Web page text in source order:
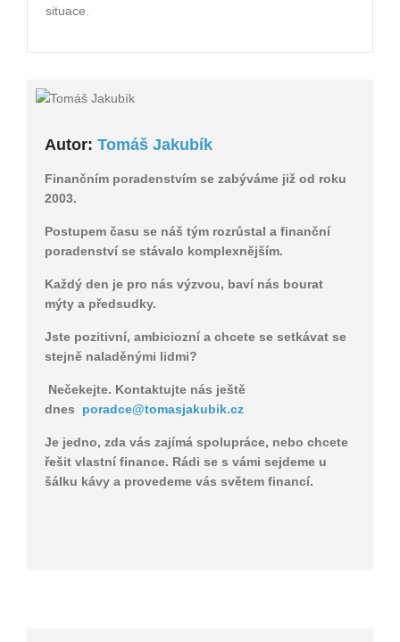
situace.
Autor: Tomáš Jakubík
Finančním poradenstvím se zabýváme již od roku
2003.
Postupem času se náš tým rozrůstal a finanční
poradenství se stávalo komplexnějším.
Každý den je pro nás výzvou, baví nás bourat
mýty a předsudky.
Jste pozitivní, ambiciozní a chcete se setkávat se
stejně naladěnými lidmi?
Nečekejte. Kontaktujte nás ještě
dnes poradce@tomasjakubik.cz
Je jedno, zda vás zajímá spolupráce, nebo chcete
řešit vlastní finance. Rádi se s vámi sejdeme u
šálku kávy a provedeme vás světem financí.